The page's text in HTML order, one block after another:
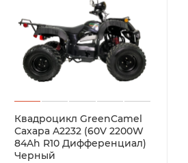
Квадроцикл GreenCamel
Сахара A2232 (60V 2200W
84Ah R10 Дифференциал)
Черный